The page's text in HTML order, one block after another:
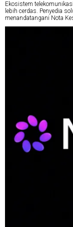
Ekosistem
lebih cerdas. Penyedia
menandatangani Nota